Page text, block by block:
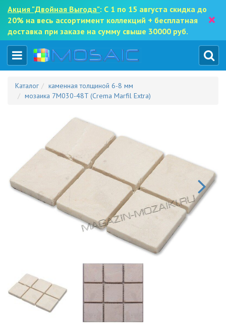
Акция "Двойная Выгода": С 1 по 15 августа скидка до
20% на весь ассортимент коллекций + бесплатная
доставка при заказе на сумму свыше 30000 руб.
×
Каталог
каменная толщиной 6-8 мм
мозаика 7M030-48T (Crema Marfil Extra)